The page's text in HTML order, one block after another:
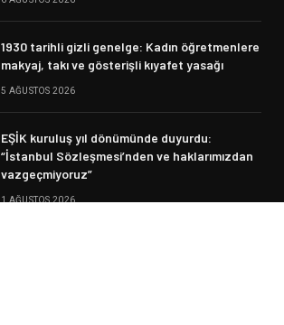
1930 tarihli gizli genelge: Kadın öğretmenlere
makyaj, takı ve gösterişli kıyafet yasağı
5 AĞUSTOS 2026
EŞİK kuruluş yıl dönümünde duyurdu:
“İstanbul Sözleşmesi’nden ve haklarımızdan
vazgeçmiyoruz”
1 AĞUSTOS 2026